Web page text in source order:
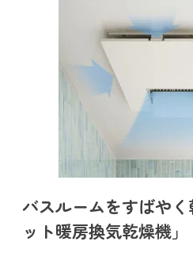
バスルームをすばや
ット暖房換気乾燥機」